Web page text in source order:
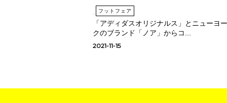
フットフェア
「アディダスオリジナルス」とニューヨー
クのブランド「ノア」からコ...
2021-11-15